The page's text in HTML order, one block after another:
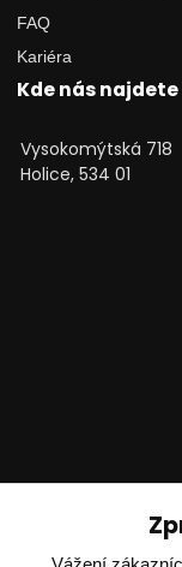
FAQ
Kariéra
Kde nás najdete
Vysokomýtská 718
Holice, 534 01